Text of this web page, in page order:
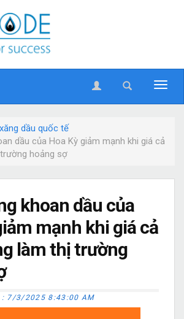
dầu quốc tế
dầu của Hoa Kỳ giảm mạnh khi giá cả
hoảng sợ
khoan dầu của
mạnh khi giá cả
làm thị trường
: 7/3/2025 8:43:00 AM